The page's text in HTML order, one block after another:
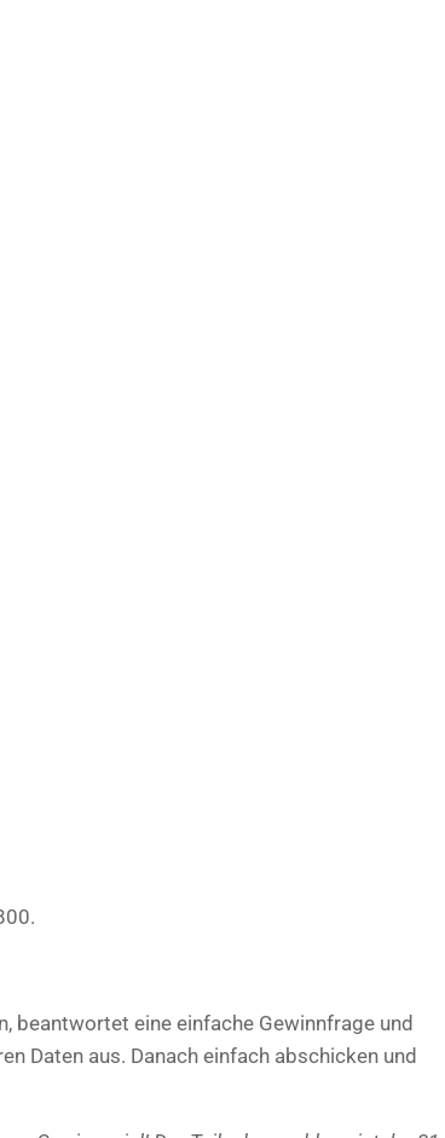
beantwortet eine einfache Gewinnfrage und
Daten aus. Danach einfach abschicken und